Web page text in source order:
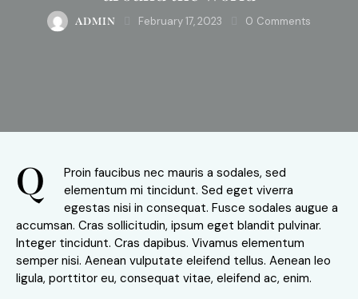
ADMIN February 17, 2023 0 Comments
Q
Proin faucibus nec mauris a sodales, sed
elementum mi tincidunt. Sed eget viverra
egestas nisi in consequat. Fusce sodales augue a
accumsan. Cras sollicitudin, ipsum eget blandit pulvinar.
Integer tincidunt. Cras dapibus. Vivamus elementum
semper nisi. Aenean vulputate eleifend tellus. Aenean leo
ligula, porttitor eu, consequat vitae, eleifend ac, enim.